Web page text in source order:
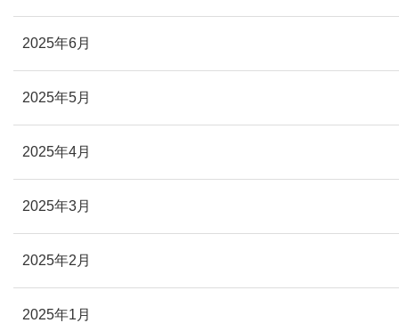
2025年6月
2025年5月
2025年4月
2025年3月
2025年2月
2025年1月